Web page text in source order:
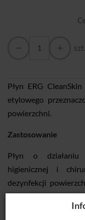
szt.
​Płyn ERG
etylowego
powierzchni.
Zastosowanie
Płyn o działaniu
higienicznej i
dezynfekcji
które nie są
żywnością ani